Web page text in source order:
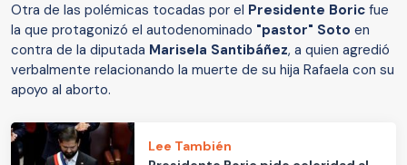
Otra de las polémicas tocadas por el Presidente Boric fue
la que protagonizó el autodenominado "pastor" Soto en
contra de la diputada Marisela Santibáñez, a quien agredió
verbalmente relacionando la muerte de su hija Rafaela con su
apoyo al aborto.
Lee También